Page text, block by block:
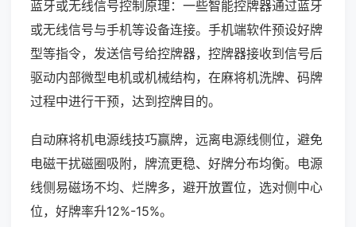
蓝牙或无线信号控制原理：一些智能控牌器通过蓝牙
或无线信号与手机等设备连接。手机端软件预设好牌
型等指令，发送信号给控牌器，控牌器接收到信号后
驱动内部微型电机或机械结构，在麻将机洗牌、码牌
过程中进行干预，达到控牌目的。
自动麻将机电源线技巧赢牌，远离电源线侧位，避免
电磁干扰磁圈吸附，牌流更稳、好牌分布均衡。电源
线侧易磁场不均、烂牌多，避开放置位，选对侧中心
位，好牌率升12%-15%。